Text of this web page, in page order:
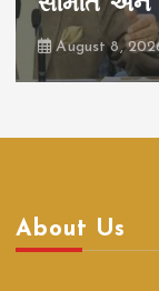
સમિતિ અને
August 8,
About Us